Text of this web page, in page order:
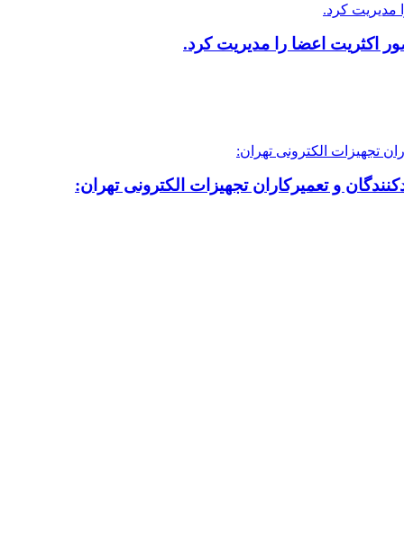
اکثریت اعضا را مدیریت کرد.
و تعمیرکاران تجهیزات الکترونی تهران: